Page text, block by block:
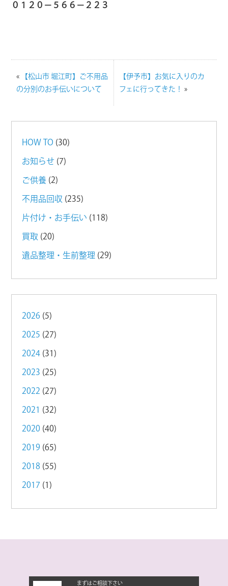
０１２０－５６６－２２３
«
【松山市 堀江町】ご不用品
の分別のお手伝いについて
【伊予市】お気に入りのカ
フェに行ってきた！
»
HOW TO (30)
お知らせ (7)
ご供養 (2)
不用品回収 (235)
片付け・お手伝い (118)
買取 (20)
遺品整理・生前整理 (29)
2026 (5)
2025 (27)
2024 (31)
2023 (25)
2022 (27)
2021 (32)
2020 (40)
2019 (65)
2018 (55)
2017 (1)
まずはご相談下さい